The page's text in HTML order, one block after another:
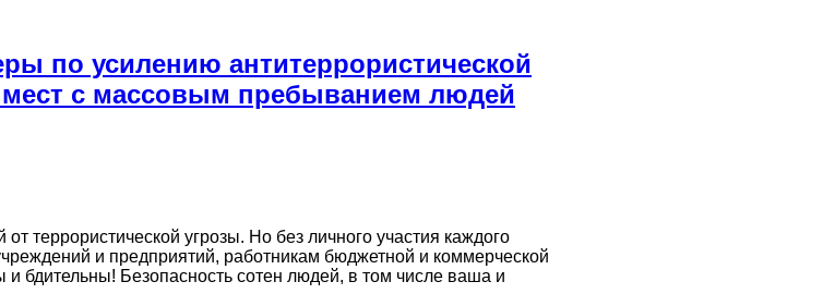
по усилению антитеррористической
с массовым пребыванием людей
террористической угрозы. Но без личного участия каждого
и предприятий, работникам бюджетной и коммерческой
бдительны! Безопасность сотен людей, в том числе ваша и